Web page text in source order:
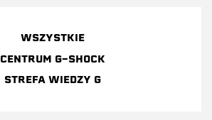
WSZYSTKIE
CENTRUM G-SHOCK
STREFA WIEDZY G